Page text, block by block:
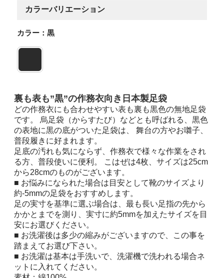
カラーバリエーション
カラー：黒
裏も表も”黒”の作務衣向き日本製足袋
どの作務衣にも合わせやすい表も裏も黒色の無地足袋
です。 烏足袋（からすたび）などとも呼ばれる、黒色
の表地に黒の底がついた足袋は、 舞台の方やお囃子、
普段履きに好まれます。
足底の汚れも気にならず、作務衣で様々な作業をされ
る方、普段使いに便利。 こはぜは4枚、サイズは25cm
から28cmのものがございます。
■ お悩みになられた場合は目安として靴のサイズより
約-5mmの足袋をおすすめします。
足の実寸を基準に選ぶ場合は、最も長い足指の先から
かかとまでを測り、実寸に約5mmを加えたサイズを目
安にお選びください。
■ お洗濯後は多少の縮みがございますので、この事を
踏まえてお選び下さい。
■ お洗濯は基本は手洗いで、洗濯機で洗われる場合ネ
ットに入れてください。